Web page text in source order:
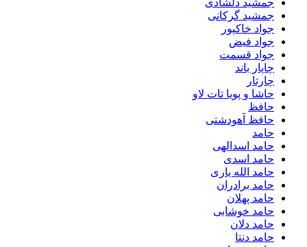
جمشید گرکانی
جواد خاکپور
جواد فیض
جواد قسمت
چاپار باند
چارتار
حاشا و پویا تات لاو
حافظ
حافظ آهودشتی
حامد
حامد اسدالهی
حامد اسدی
حامد الله یاری
حامد برادران
حامد پهلان
حامد خوشابی
حامد دلان
حامد دنتا